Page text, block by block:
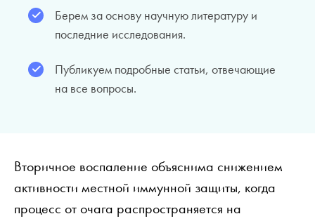
Берем за основу научную литературу и
последние исследования.
Публикуем подробные статьи, отвечающие
на все вопросы.
Вторичное воспаление объяснима снижением
активности местной иммунной защиты, когда
процесс от очага распространяется на